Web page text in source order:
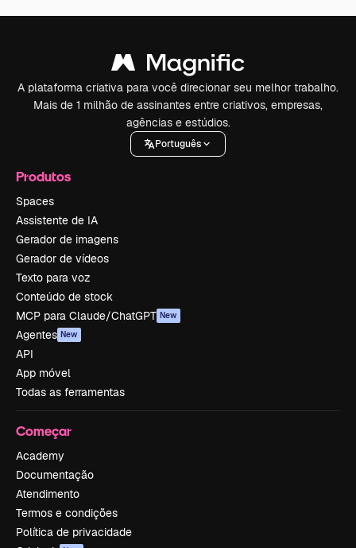
A plataforma criativa para você direcionar seu melhor trabalho.
Mais de 1 milhão de assinantes entre criativos, empresas,
agências e estúdios.
Português
Produtos
Spaces
Assistente de IA
Gerador de imagens
Gerador de vídeos
Texto para voz
Conteúdo de stock
MCP para Claude/ChatGPT New
Agentes New
API
App móvel
Todas as ferramentas
Começar
Academy
Documentação
Atendimento
Termos e condições
Política de privacidade